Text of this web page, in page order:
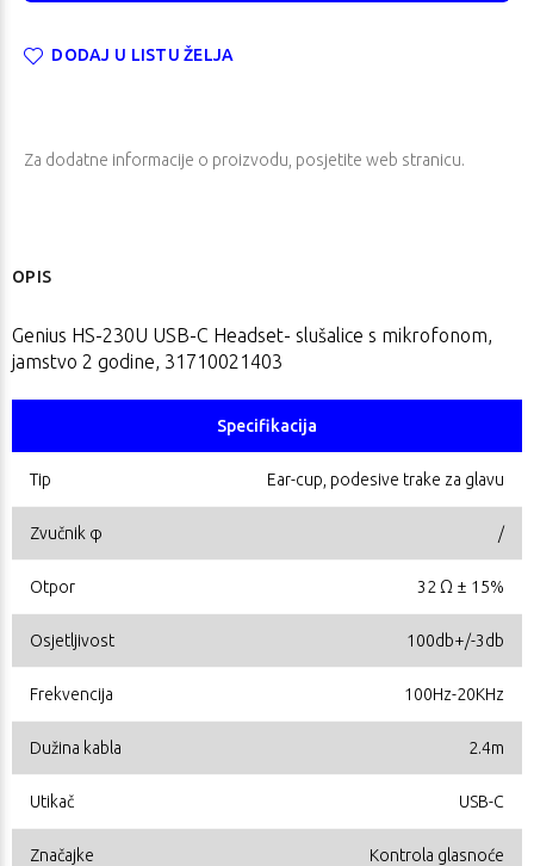
DODAJ U LISTU ŽELJA
Za dodatne informacije o proizvodu, posjetite web stranicu.
OPIS
Genius HS-230U USB-C Headset- slušalice s mikrofonom,
jamstvo 2 godine, 31710021403
Specifikacija
Tip Ear-cup, podesive trake za glavu
Zvučnik φ /
Otpor 32 Ω ± 15%
Osjetljivost 100db+/-3db
Frekvencija 100Hz-20KHz
Dužina kabla 2.4m
Utikač USB-C
Značajke
Kontrola glasnoće